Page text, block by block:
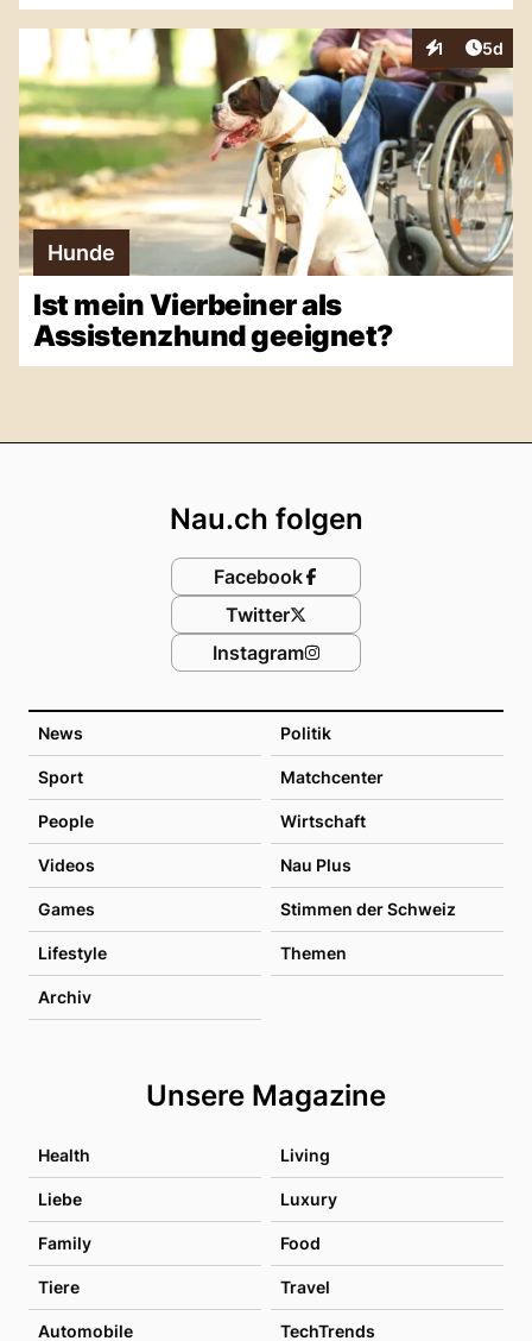
1
Interaktionen
5d
Hunde
Ist mein Vierbeiner als
Assistenzhund geeignet?
News Politik
Sport Matchcenter
People Wirtschaft
Videos Nau Plus
Games Stimmen der Schweiz
Lifestyle Themen
Archiv
Unsere Magazine
Health Living
Liebe Luxury
Family Food
Tiere Travel
Automobile TechTrends
Nau.ch folgen
Facebook
Twitter
Instagram